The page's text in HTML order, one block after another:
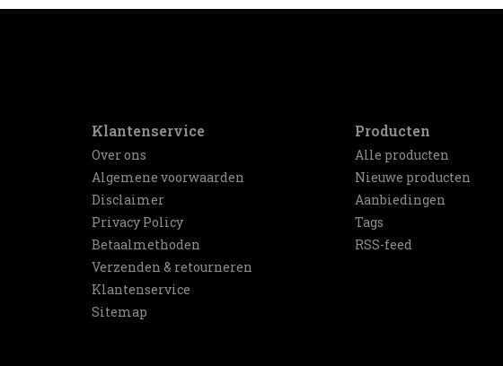
Klantenservice
Over ons
Algemene voorwaarden
Disclaimer
Privacy Policy
Betaalmethoden
Verzenden & retourneren
Klantenservice
Sitemap
Producten
Alle producten
Nieuwe producten
Aanbiedingen
Tags
RSS-feed